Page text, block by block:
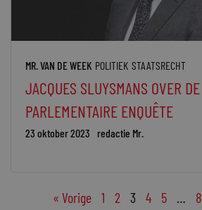
MR. VAN DE WEEK POLITIEK STAATSRECHT
JACQUES SLUYSMANS OVER DE
PARLEMENTAIRE ENQUÊTE
23 oktober 2023 redactie Mr.
« Vorige 1 2 3 4 5 … 8